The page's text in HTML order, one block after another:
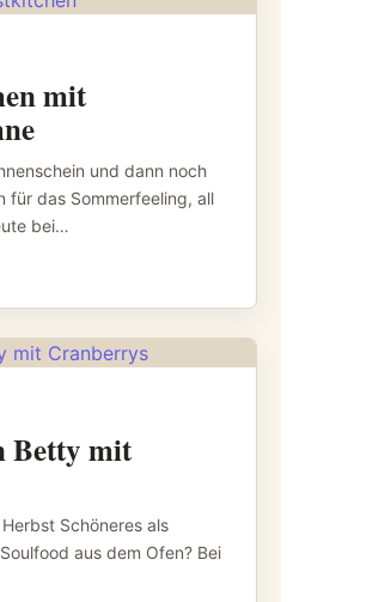
mit
und dann noch
für das Sommerfeeling, all
bei…
Betty mit
Schöneres als
aus dem Ofen? Bei